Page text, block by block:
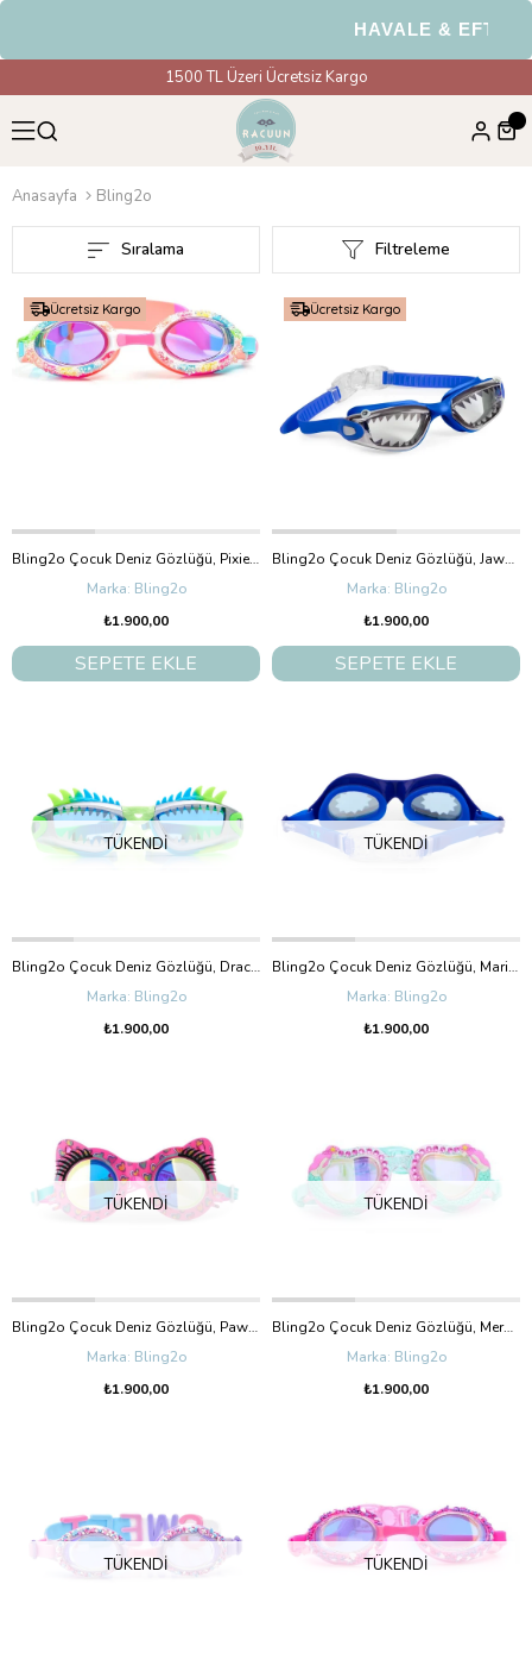
HAVALE & EFT
1500 TL Üzeri Ücretsiz Kargo
Anasayfa Bling2o
Filtreleme
Sıralama
Bling2o Çocuk Deniz Gözlüğü, Pixie Sticks Candy Sticks (3+Yaş)
Bling2o
₺1.900,00
SEPETE EKLE
Ücretsiz Kargo
Bling2o Çocuk Deniz Gözlüğü, Jawsome Royal Reef Shark (5+Yaş)
Bling2o
₺1.900,00
SEPETE EKLE
Ücretsiz Kargo
TÜKENDI
Bling2o Çocuk Deniz Gözlüğü, Draco Sea Dragon (3+ Yaş)
Bling2o
₺1.900,00
TÜKENDI
Bling2o Çocuk Deniz Gözlüğü, Marine Superhero (5+ Yaş)
Bling2o
₺1.900,00
TÜKENDI
Bling2o Çocuk Deniz Gözlüğü, Paws Purrty Pink (8+Yaş)
Bling2o
₺1.900,00
TÜKENDI
Bling2o Çocuk Deniz Gözlüğü, Mermaids Kiss (8+Yaş)
Bling2o
₺1.900,00
TÜKENDI TÜKENDI